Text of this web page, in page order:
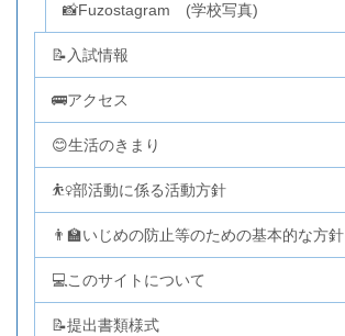
📸Fuzostagram (学校写真)
📝入試情報
🚌アクセス
😊生活のきまり
⛹️‍♀️部活動に係る活動方針
👨‍🏫いじめの防止等のための基本的な方針
💻このサイトについて
📝提出書類様式